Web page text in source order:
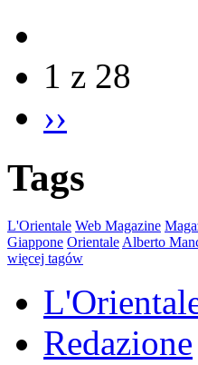
1 z 28
››
Tags
L'Orientale Web Magazine
Giappone Orientale Alberto
więcej tagów
Redazione